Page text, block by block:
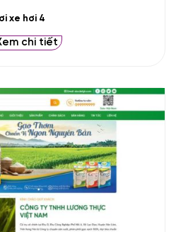
xe hơi 4
chi tiết